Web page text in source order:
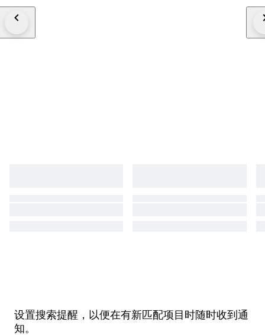
设置搜索提醒，以便在有新匹配项目时随时收到通
知。